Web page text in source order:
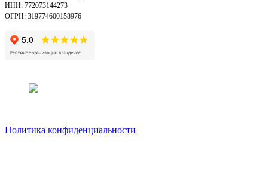
ИНН: 772073144273
ОГРН: 319774600158976
Политика конфиденциальности